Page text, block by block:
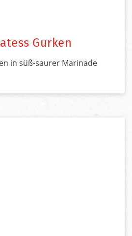
Gurken
in süß-saurer Marinade